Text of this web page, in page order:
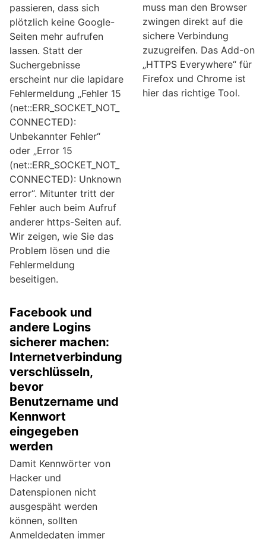
passieren, dass sich
plötzlich keine Google-
Seiten mehr aufrufen
lassen. Statt der
Suchergebnisse
erscheint nur die lapidare
Fehlermeldung „Fehler 15
(net::ERR_SOCKET_NOT_
CONNECTED):
Unbekannter Fehler“
oder „Error 15
(net::ERR_SOCKET_NOT_
CONNECTED): Unknown
error“. Mitunter tritt der
Fehler auch beim Aufruf
anderer https-Seiten auf.
Wir zeigen, wie Sie das
Problem lösen und die
Fehlermeldung
beseitigen.
muss man den Browser
zwingen direkt auf die
sichere Verbindung
zuzugreifen. Das Add-on
„HTTPS Everywhere“ für
Firefox und Chrome ist
hier das richtige Tool.
Facebook und
andere Logins
sicherer machen:
Internetverbindung
verschlüsseln,
bevor
Benutzername und
Kennwort
eingegeben
werden
Damit Kennwörter von
Hacker und
Datenspionen nicht
ausgespäht werden
können, sollten
Anmeldedaten immer